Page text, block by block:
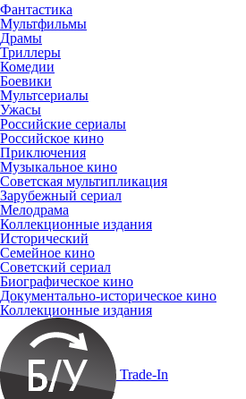
Фантастика
Мультфильмы
Драмы
Триллеры
Комедии
Боевики
Мультсериалы
Ужасы
Российские сериалы
Российское кино
Приключения
Музыкальное кино
Советская мультипликация
Зарубежный сериал
Мелодрама
Коллекционные издания
Исторический
Семейное кино
Советский сериал
Биографическое кино
Документально-историческое кино
Коллекционные издания
Trade-In